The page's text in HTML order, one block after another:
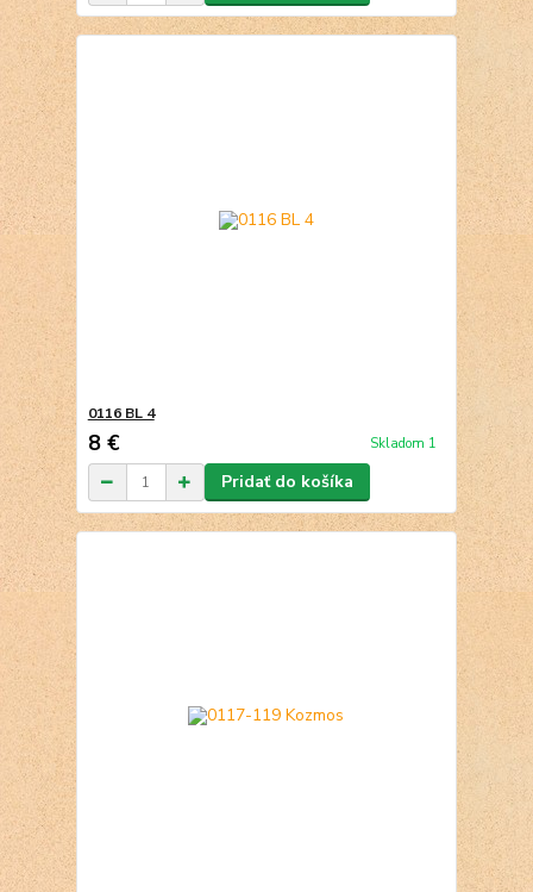
0116 BL 4
8 € Skladom 1
Pridať do košíka